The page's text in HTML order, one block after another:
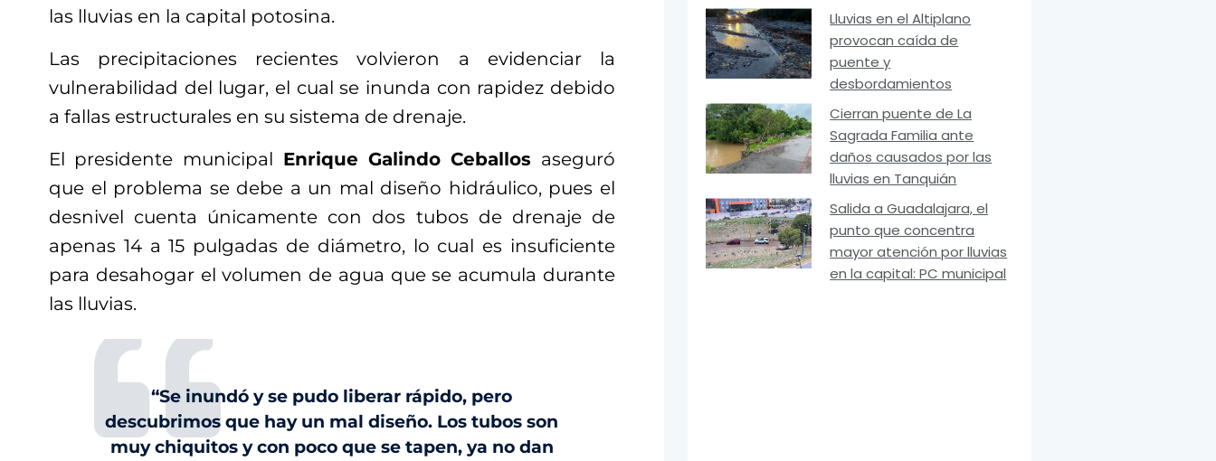
las lluvias en la capital potosina.
Las precipitaciones recientes volvieron a evidenciar la
vulnerabilidad del lugar, el cual se inunda con rapidez debido
a fallas estructurales en su sistema de drenaje.
El presidente municipal Enrique Galindo Ceballos aseguró
que el problema se debe a un mal diseño hidráulico, pues el
desnivel cuenta únicamente con dos tubos de drenaje de
apenas 14 a 15 pulgadas de diámetro, lo cual es insuficiente
para desahogar el volumen de agua que se acumula durante
las lluvias.
“Se inundó y se pudo liberar rápido, pero
descubrimos que hay un mal diseño. Los tubos son
muy chiquitos y con poco que se tapen, ya no dan
Lluvias en el Altiplano
provocan caída de
puente y
desbordamientos
Cierran puente de La
Sagrada Familia ante
daños causados por las
lluvias en Tanquián
Salida a Guadalajara, el
punto que concentra
mayor atención por lluvias
en la capital: PC municipal